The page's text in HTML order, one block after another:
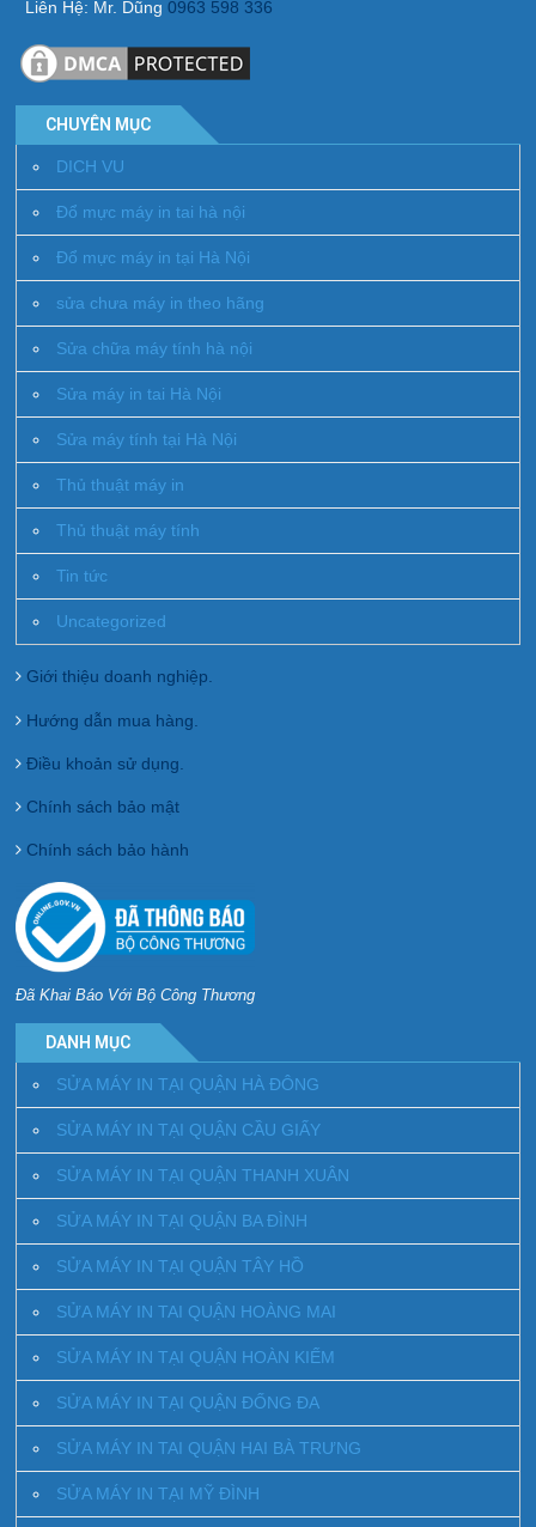
Liên Hệ: Mr. Dũng0963 598 336
CHUYÊN MỤC
DICH VU
Đổ mực máy in tai hà nội
Đổ mực máy in tại Hà Nội
sửa chưa máy in theo hãng
Sửa chữa máy tính hà nội
Sửa máy in tai Hà Nội
Sửa máy tính tại Hà Nội
Thủ thuật máy in
Thủ thuật máy tính
Tin tức
Uncategorized
Giới thiệu doanh nghiệp.
Hướng dẫn mua hàng.
Điều khoản sử dụng.
Chính sách bảo mật
Chính sách bảo hành
Đã Khai Báo Với Bộ Công Thương
DANH MỤC
SỬA MÁY IN TẠI QUẬN HÀ ĐÔNG
SỬA MÁY IN TẠI QUẬN CẦU GIẤY
SỬA MÁY IN TẠI QUẬN THANH XUÂN
SỬA MÁY IN TẠI QUẬN BA ĐÌNH
SỬA MÁY IN TẠI QUẬN TÂY HỒ
SỬA MÁY IN TAI QUẬN HOÀNG MAI
SỬA MÁY IN TẠI QUẬN HOÀN KIẾM
SỬA MÁY IN TẠI QUẬN ĐỐNG ĐA
SỬA MÁY IN TAI QUẬN HAI BÀ TRƯNG
SỬA MÁY IN TẠI MỸ ĐÌNH